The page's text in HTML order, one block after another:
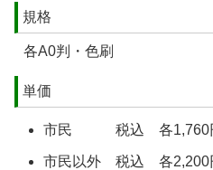
規格
各A0判・色刷
単価
市民 税込 各1,760円
市民以外 税込 各2,200